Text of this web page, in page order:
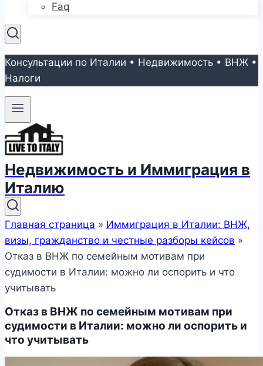
Faq
Консультации по Италии • Недвижимость • ВНЖ •
Налоги
Недвижимость и Иммиграция в
Италию
Главная страница » Иммиграция в Италии: ВНЖ,
визы, гражданство и честные разборы кейсов »
Отказ в ВНЖ по семейным мотивам при
судимости в Италии: можно ли оспорить и что
учитывать
Отказ в ВНЖ по семейным мотивам при
судимости в Италии: можно ли оспорить и
что учитывать